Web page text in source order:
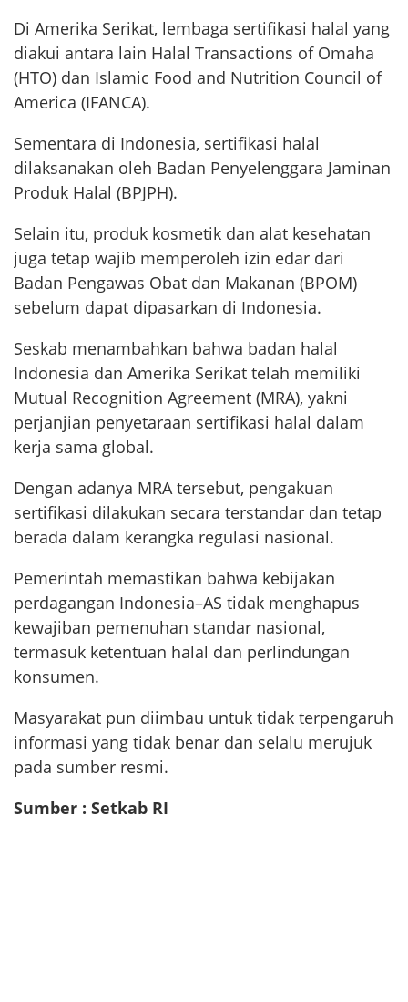
Di Amerika Serikat, lembaga sertifikasi halal yang
diakui antara lain Halal Transactions of Omaha
(HTO) dan Islamic Food and Nutrition Council of
America (IFANCA).
Sementara di Indonesia, sertifikasi halal
dilaksanakan oleh Badan Penyelenggara Jaminan
Produk Halal (BPJPH).
Selain itu, produk kosmetik dan alat kesehatan
juga tetap wajib memperoleh izin edar dari
Badan Pengawas Obat dan Makanan (BPOM)
sebelum dapat dipasarkan di Indonesia.
Seskab menambahkan bahwa badan halal
Indonesia dan Amerika Serikat telah memiliki
Mutual Recognition Agreement (MRA), yakni
perjanjian penyetaraan sertifikasi halal dalam
kerja sama global.
Dengan adanya MRA tersebut, pengakuan
sertifikasi dilakukan secara terstandar dan tetap
berada dalam kerangka regulasi nasional.
Pemerintah memastikan bahwa kebijakan
perdagangan Indonesia–AS tidak menghapus
kewajiban pemenuhan standar nasional,
termasuk ketentuan halal dan perlindungan
konsumen.
Masyarakat pun diimbau untuk tidak terpengaruh
informasi yang tidak benar dan selalu merujuk
pada sumber resmi.
Sumber : Setkab RI